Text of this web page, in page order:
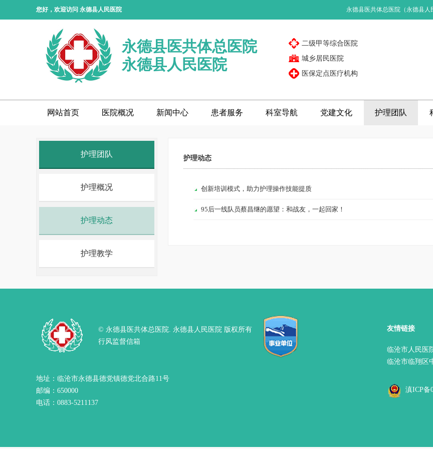
您好，欢迎访问 永德县人民医院 永德县医共体总医院（永德县人
永德县医共体总医院
永德县人民医院
二级甲等综合医院
城乡居民医院
医保定点医疗机构
网站首页 医院概况 新闻中心 患者服务 科室导航 党建文化 护理团队
护理团队
护理概况
护理动态
护理教学
护理动态
创新培训模式，助力护理操作技能提质
95后一线队员蔡昌继的愿望：和战友，一起回家！
© 永德县医共体总医院. 永德县人民医院 版权所有
行风监督信箱
地址：临沧市永德县德党镇德党北合路11号
邮编：650000
电话：0883-5211137
友情链接
临沧市人民医
临沧市临翔区
滇ICP备